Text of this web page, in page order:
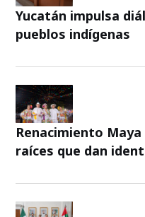
Yucatán impulsa
pueblos indígenas
Renacimiento
raíces que dan